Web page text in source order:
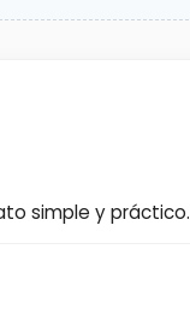
simple y práctico.